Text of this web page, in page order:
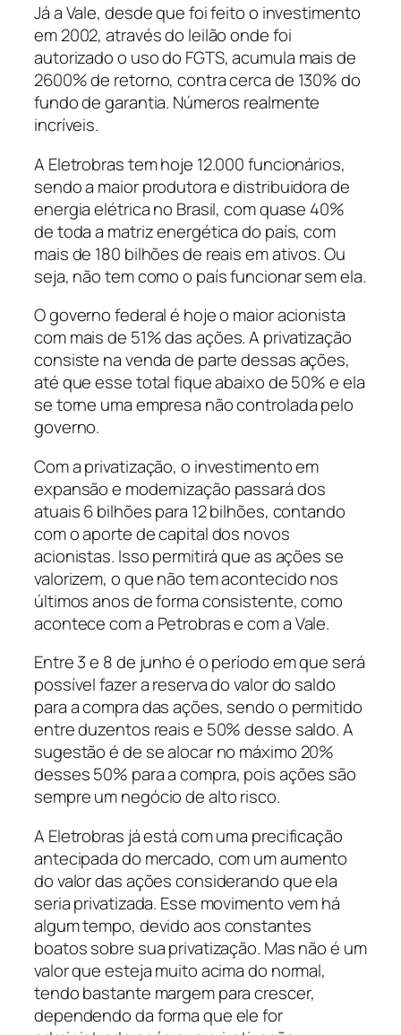
Já a Vale, desde que foi feito o investimento
em 2002, através do leilão onde foi
autorizado o uso do FGTS, acumula mais de
2600% de retorno, contra cerca de 130% do
fundo de garantia. Números realmente
incríveis.
A Eletrobras tem hoje 12.000 funcionários,
sendo a maior produtora e distribuidora de
energia elétrica no Brasil, com quase 40%
de toda a matriz energética do país, com
mais de 180 bilhões de reais em ativos. Ou
seja, não tem como o país funcionar sem ela.
O governo federal é hoje o maior acionista
com mais de 51% das ações. A privatização
consiste na venda de parte dessas ações,
até que esse total fique abaixo de 50% e ela
se torne uma empresa não controlada pelo
governo.
Com a privatização, o investimento em
expansão e modernização passará dos
atuais 6 bilhões para 12 bilhões, contando
com o aporte de capital dos novos
acionistas. Isso permitirá que as ações se
valorizem, o que não tem acontecido nos
últimos anos de forma consistente, como
acontece com a Petrobras e com a Vale.
Entre 3 e 8 de junho é o período em que será
possível fazer a reserva do valor do saldo
para a compra das ações, sendo o permitido
entre duzentos reais e 50% desse saldo. A
sugestão é de se alocar no máximo 20%
desses 50% para a compra, pois ações são
sempre um negócio de alto risco.
A Eletrobras já está com uma precificação
antecipada do mercado, com um aumento
do valor das ações considerando que ela
seria privatizada. Esse movimento vem há
algum tempo, devido aos constantes
boatos sobre sua privatização. Mas não é um
valor que esteja muito acima do normal,
tendo bastante margem para crescer,
dependendo da forma que ele for